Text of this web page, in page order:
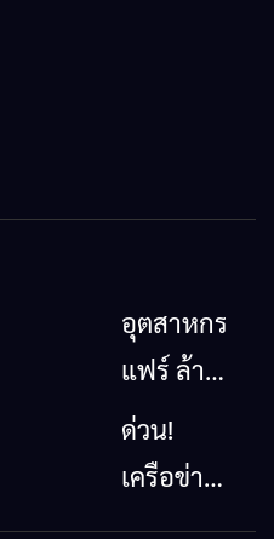
อุตสาหกรรม
แฟร์ ล้าน
นาตะวัน
ออก
ด่วน!
เครือข่าย
ลุ่มน้ำกก